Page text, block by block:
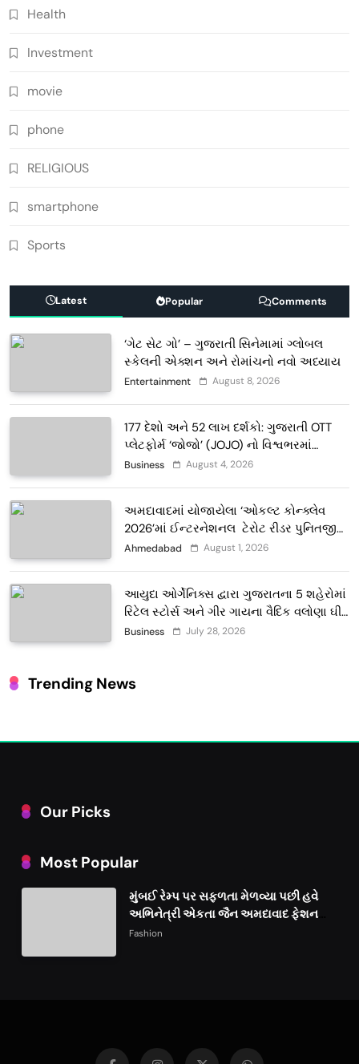
Health
Investment
movie
phone
RELIGIOUS
smartphone
Sports
Latest Popular Comments
‘ગેટ સેટ ગો’ – ગુજરાતી સિનેમામાં ગ્લોબલ
સ્કેલની એક્શન અને રોમાંચનો નવો અધ્યાય
Entertainment August 8, 2026
177 દેશો અને 52 લાખ દર્શકો: ગુજરાતી OTT
પ્લેટફોર્મ ‘જોજો’ (JOJO) નો વિશ્વભરમાં
દબદબો
Business August 4, 2026
અમદાવાદમાં યોજાયેલા ‘ઓકલ્ટ કોન્ક્લેવ
2026’માં ઈન્ટરનેશનલ ટેરોટ રીડર પુનિતજી
લુલ્લા એ ટેરોટ કાર્ડ રીડિંગ અંગે માહિતી આપી
Ahmedabad August 1, 2026
આયુદા ઓર્ગેનિક્સ દ્વારા ગુજરાતના 5 શહેરોમાં
રિટેલ સ્ટોર્સ અને ગીર ગાયના વૈદિક વલોણા ઘી-
દૂધની શુદ્ધ સેવાઓ સાથે વ્યાપક વિસ્તરણ
Business July 28, 2026
Trending News
Our Picks
Most Popular
મુંબઈ રેમ્પ પર સફળતા મેળવ્યા પછી હવે
અભિનેત્રી એકતા જૈન અમદાવાદ ફેશન
વીકમાં પોતાની પ્રતિભા પ્રદર્શિત કરશે
Fashion